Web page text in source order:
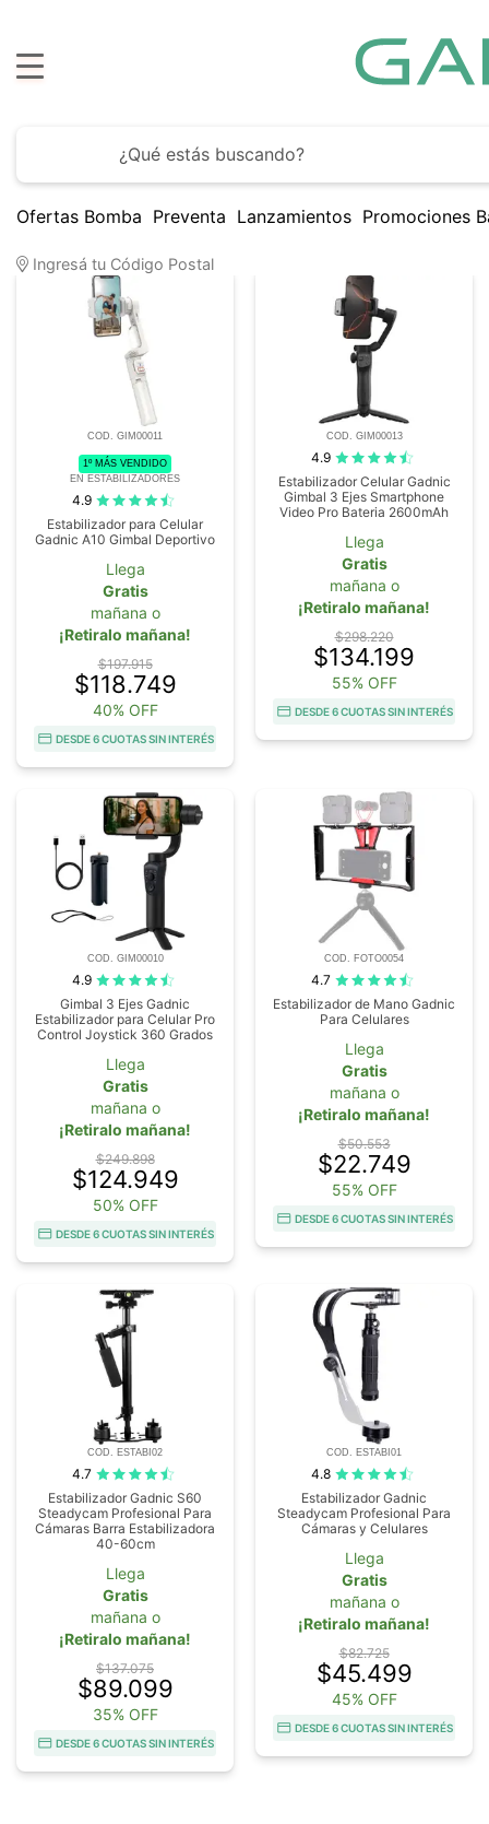
con todos los bancos
Ofertas Bomba Preventa Lanzamientos Promociones
Ingresá tu Código Postal
6
COD. GIM00011
1º MÁS VENDIDO
EN ESTABILIZADORES
4.9
Estabilizador para Celular
Gadnic A10 Gimbal Deportivo
Llega
Gratis
mañana o
¡Retiralo mañana!
$197.915
$118.749
40% OFF
DESDE 6 CUOTAS SIN INTERÉS
COD. GIM00013
4.9
Estabilizador Celular Gadnic
Gimbal 3 Ejes Smartphone
Video Pro Bateria 2600mAh
Llega
Gratis
mañana o
¡Retiralo mañana!
$298.220
$134.199
55% OFF
DESDE 6 CUOTAS SIN INTERÉS
COD. GIM00010
4.9
Gimbal 3 Ejes Gadnic
Estabilizador para Celular Pro
Control Joystick 360 Grados
Llega
Gratis
mañana o
¡Retiralo mañana!
$249.898
$124.949
50% OFF
DESDE 6 CUOTAS SIN INTERÉS
COD. FOTO0054
4.7
Estabilizador de Mano Gadnic
Para Celulares
Llega
Gratis
mañana o
¡Retiralo mañana!
$50.553
$22.749
55% OFF
DESDE 6 CUOTAS SIN INTERÉS
COD. ESTABI02
4.7
Estabilizador Gadnic S60
Steadycam Profesional Para
Cámaras Barra Estabilizadora
40-60cm
Llega
Gratis
mañana o
¡Retiralo mañana!
$137.075
$89.099
35% OFF
DESDE 6 CUOTAS SIN INTERÉS
COD. ESTABI01
4.8
Estabilizador Gadnic
Steadycam Profesional Para
Cámaras y Celulares
Llega
Gratis
mañana o
¡Retiralo mañana!
$82.725
$45.499
45% OFF
DESDE 6 CUOTAS SIN INTERÉS